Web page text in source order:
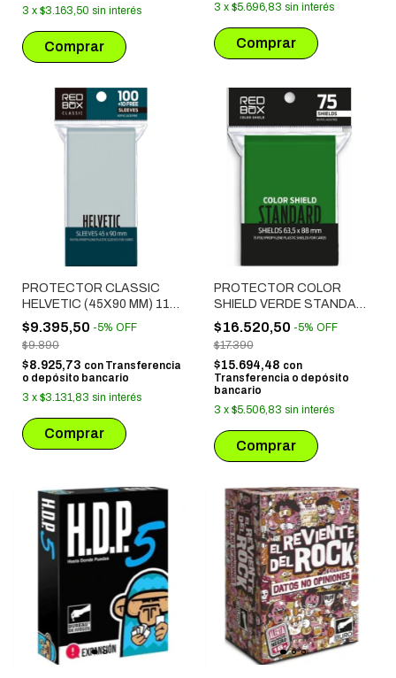
3 x $3.163,50 sin interés
3 x $5.696,83 sin interés
PROTECTOR CLASSIC
HELVETIC (45X90 MM) 110
UNIDADES
$9.395,50 -5% OFF
$9.890
$8.925,73 con Transferencia
o depósito bancario
3 x $3.131,83 sin interés
PROTECTOR COLOR
SHIELD VERDE STANDARD
(63.5X88 MM) 75
UNIDADES
$16.520,50 -5% OFF
$17.390
$15.694,48 con
Transferencia o depósito
bancario
3 x $5.506,83 sin interés